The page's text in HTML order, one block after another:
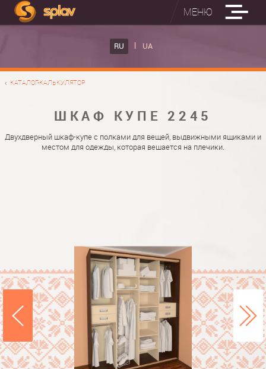
МЕНЮ
RU UA
КАТАЛОГ-КАЛЬКУЛЯТОР
ШКАФ КУПЕ 2245
Двухдверный шкаф-купе с полками для вещей, выдвижными ящиками и
местом для одежды, которая вешается на плечики.
ВСТРОЕННЫЕ ГЛАДИЛЬНЫЕ ДОСКИ
НАСТЕННАЯ ГЛАДИЛЬНАЯ ДОСКА "РУСАЛКА"
ФОТО ШКАФОВ КУПЕ
МАТЕРИАЛЫ
ФУРНИТУРА
О НАС